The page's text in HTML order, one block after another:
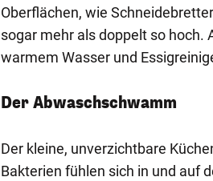
Oberflächen, wie
sogar mehr als doppelt so hoch.
warmem Wasser und
Der Abwaschschwamm
Der kleine, unverzichtbare
Bakterien fühlen sich in und auf